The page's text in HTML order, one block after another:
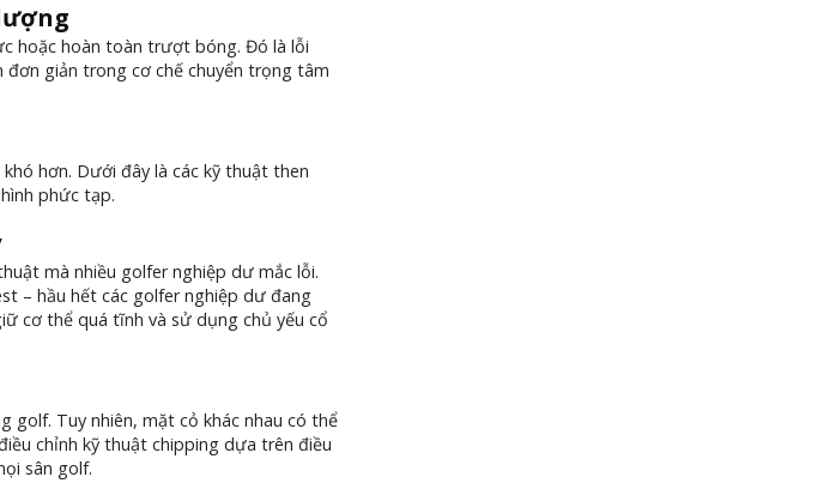
hoặc hoàn toàn trượt bóng. Đó là lỗi
giản trong cơ chế chuyển trọng tâm
hơn. Dưới đây là các kỹ thuật then
phức tạp.
mà nhiều golfer nghiệp dư mắc lỗi.
– hầu hết các golfer nghiệp dư đang
cơ thể quá tĩnh và sử dụng chủ yếu cổ
Tuy nhiên, mặt cỏ khác nhau có thể
chỉnh kỹ thuật chipping dựa trên điều
sân golf.